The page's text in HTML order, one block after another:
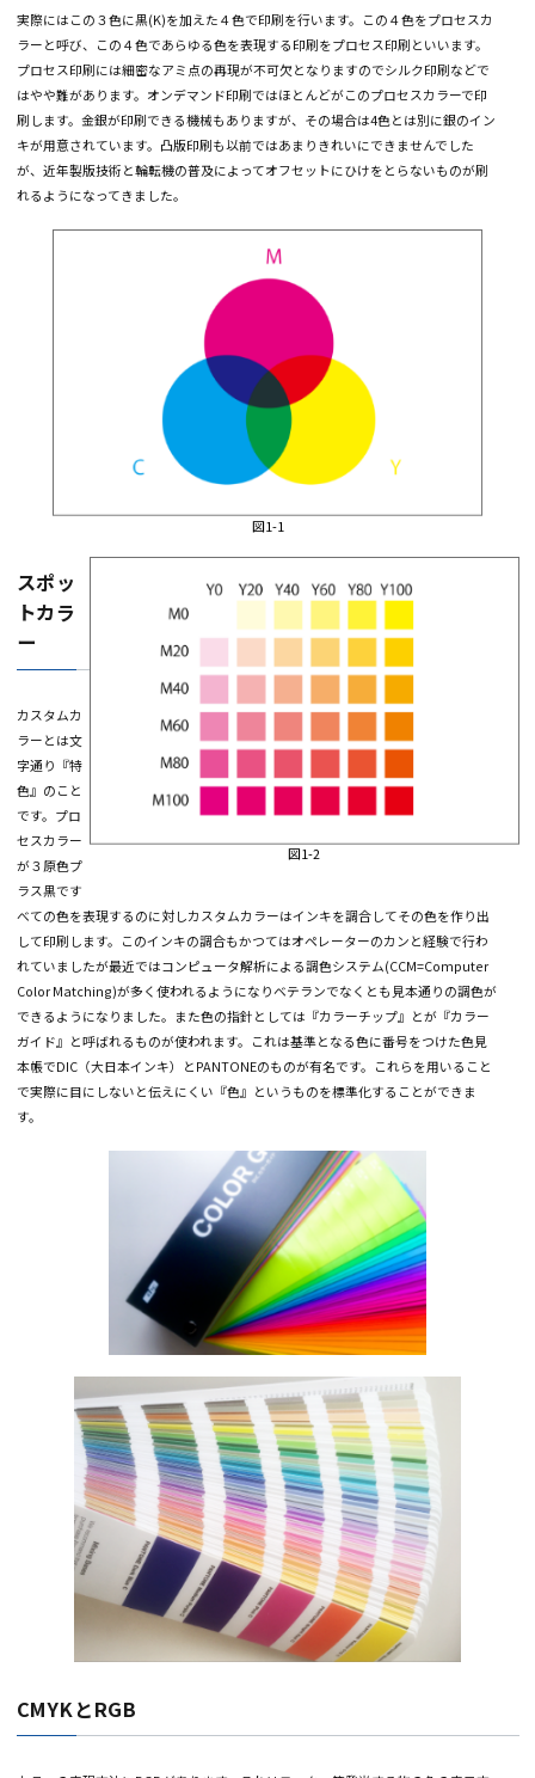
赤を表現できます。また、３色を重ねると図1-1のように黒色になります。中
色を表現するにはそれぞれの濃度を調整します。この場合の『濃度』とはイン
を薄めるのではなく『アミ点』と呼ばれる点の集まりの密度で調節します。カ
ーチャート（図1-2）でいえばイエロー100％とマゼンタ40％を重ねるとオレン
色になることがわかります。こうしてあらゆる色が表現できるわけです。
実際にはこの３色に黒(K)を加えた４色で印刷を行います。この４色をプロセ
ラーと呼び、この４色であらゆる色を表現する印刷をプロセス印刷といいます
プロセス印刷には細密なアミ点の再現が不可欠となりますのでシルク印刷など
はやや難があります。オンデマンド印刷ではほとんどがこのプロセスカラーで
刷します。金銀が印刷できる機械もありますが、その場合は4色とは別に銀の
キが用意されています。凸版印刷も以前ではあまりきれいにできませんでした
が、近年製版技術と輪転機の普及によってオフセットにひけをとらないものが
れるようになってきました。
図1-1
スポッ
トカラ
ー
カスタムカ
字通り『特
色』のこと
です。プロ
セスカラー
が３原色プ
べての色を表現するのに対しカスタムカラーはインキを調合してその色を作り
して印刷します。このインキの調合もかつてはオペレーターのカンと経験で行
れていましたが最近ではコンピュータ解析による調色システム
Color Matching)が多く使われるようになりベテランでなくとも見本通りの調
できるようになりました。また色の指針としては『カラーチップ』とが『カラ
ガイド』と呼ばれるものが使われます。これは基準となる色に番号をつけた色
本帳でDIC（大日本インキ）とPANTONEのものが有名です。これらを用いる
で実際に目にしないと伝えにくい『色』というものを標準化することができま